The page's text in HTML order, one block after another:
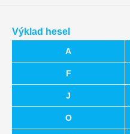
Výklad hesel
A
F
J
O